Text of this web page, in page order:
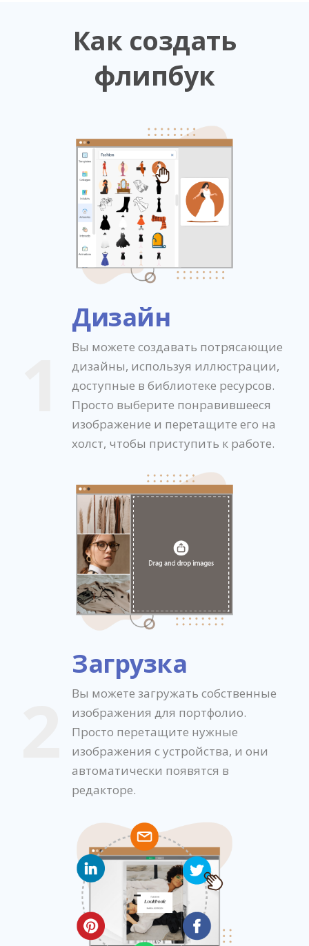
Как создать
флипбук
Дизайн
Вы можете создавать потрясающие
дизайны, используя иллюстрации,
доступные в библиотеке ресурсов.
Просто выберите понравившееся
изображение и перетащите его на
холст, чтобы приступить к работе.
Загрузка
Вы можете загружать собственные
изображения для портфолио.
Просто перетащите нужные
изображения с устройства, и они
автоматически появятся в
редакторе.